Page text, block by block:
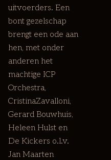
uitvoerders. Een
bont gezelschap
brengt een ode aan
hen, met onder
anderen het
machtige ICP
Orchestra,
CristinaZavalloni,
Gerard Bouwhuis,
Heleen Hulst en
De Kickers o.l.v.
Jan Maarten